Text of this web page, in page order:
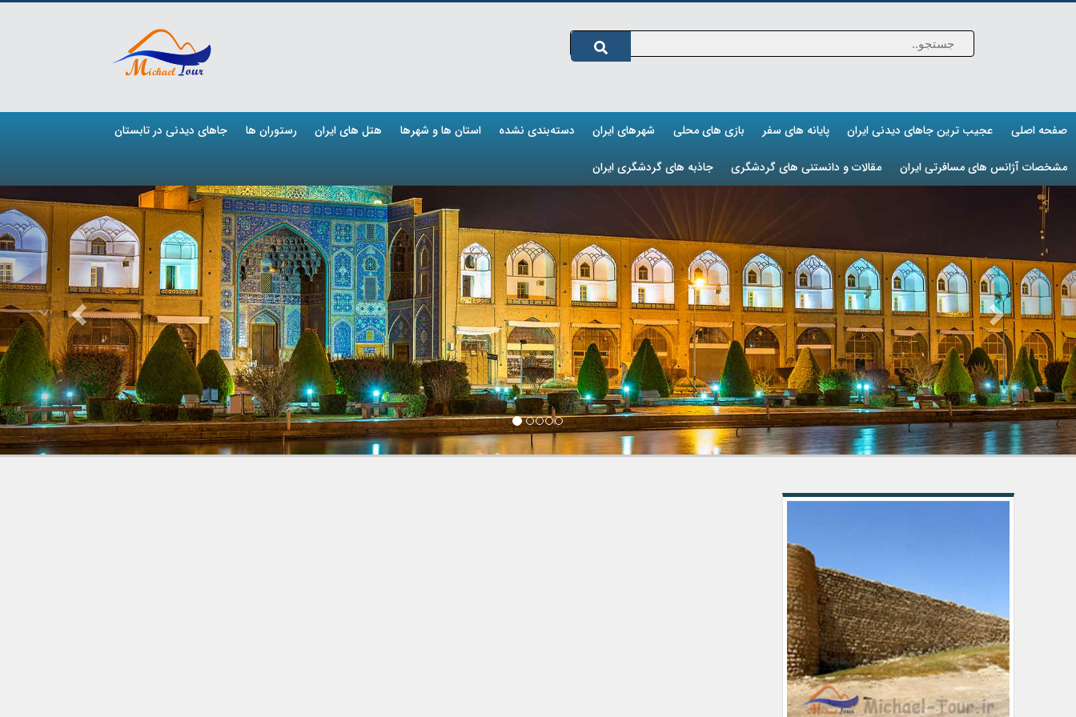
صفحه اصلی عجیب ترین جاهای دیدنی ایران پایانه های سفر بازی های محلی شهرهای ایران دسته‌بندی نشده استان ها و شهرها هتل های ایران رستوران ها جاهای دیدنی در تابستان
مشخصات آژانس های مسافرتی ایران مقالات و دانستنی های گردشگری جاذبه های گردشگری ایران